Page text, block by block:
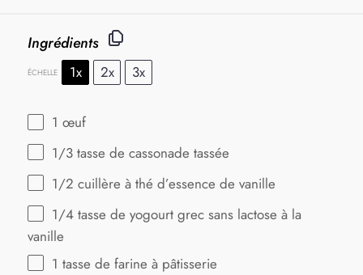
Ingrédients
ÉCHELLE 1x 2x 3x
1 œuf
1/3 tasse de cassonade tassée
1/2 cuillère à thé d’essence de vanille
1/4 tasse de yogourt grec sans lactose à la
vanille
1 tasse de farine à pâtisserie